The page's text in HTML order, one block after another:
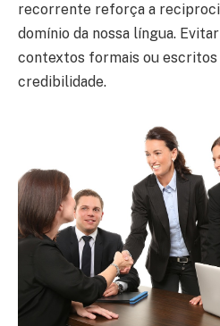
recorrente reforça a
domínio da nossa língua.
contextos formais ou escritos
credibilidade.